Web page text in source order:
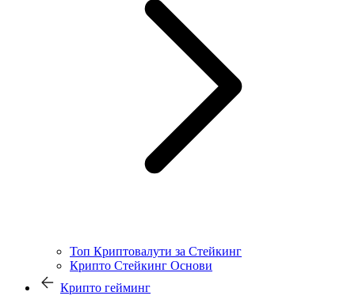
Топ Криптовалути за Стейкинг
Крипто Стейкинг Основи
Крипто гейминг